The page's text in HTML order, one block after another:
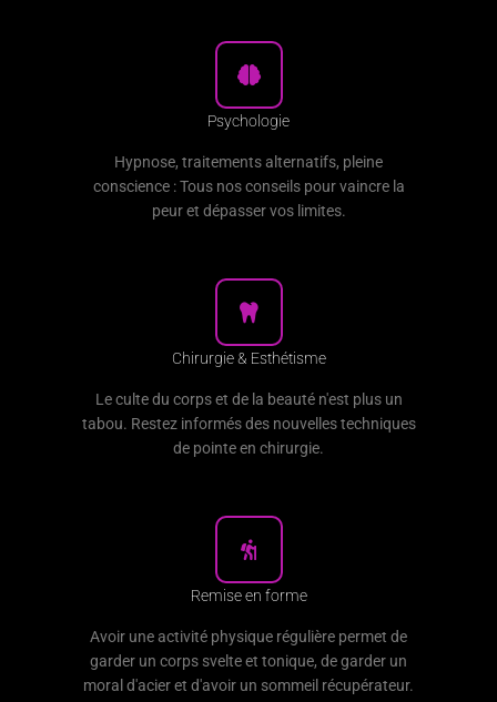
Psychologie
Hypnose, traitements alternatifs, pleine
conscience : Tous nos conseils pour vaincre la
peur et dépasser vos limites.
Chirurgie & Esthétisme
Le culte du corps et de la beauté n'est plus un
tabou. Restez informés des nouvelles techniques
de pointe en chirurgie.
Remise en forme
Avoir une activité physique régulière permet de
garder un corps svelte et tonique, de garder un
moral d'acier et d'avoir un sommeil récupérateur.